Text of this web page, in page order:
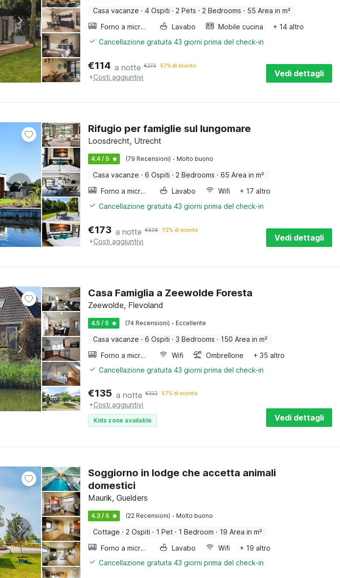
Casa vacanze · 4 Ospiti · 2 Pets · 2 Bedrooms · 55 Area in m²
Forno a microonde combinato
Lavabo Mobile cucina
+ 14 altro
Cancellazione gratuita 43 giorni prima del check-in
€114 a notte €273 57% di sconto
+Costi aggiuntivi Vedi dettagli
Rifugio per famiglie sul lungomare
Loosdrecht, Utrecht
4.4 / 5 (79 Recensioni) · Molto buono
Casa vacanze · 6 Ospiti · 2 Bedrooms · 65 Area in m²
Forno a microonde combinato
Lavabo Wifi
+ 17 altro
Cancellazione gratuita 43 giorni prima del check-in
€173 a notte €638 72% di sconto
+Costi aggiuntivi Vedi dettagli
Casa Famiglia a Zeewolde Foresta
Zeewolde, Flevoland
4.5 / 5 (74 Recensioni) · Eccellente
Casa vacanze · 6 Ospiti · 3 Bedrooms · 150 Area in m²
Forno a microonde combinato
Wifi Ombrellone
+ 35 altro
Cancellazione gratuita 43 giorni prima del check-in
€135 a notte €322 57% di sconto
+Costi aggiuntivi
Kids zone available Vedi dettagli
Soggiorno in lodge che accetta animali
domestici
Maurik, Guelders
4.3 / 5 (22 Recensioni) · Molto buono
Cottage · 2 Ospiti · 1 Pet · 1 Bedroom · 19 Area in m²
Forno a microonde combinato
Lavabo Wifi
+ 19 altro
Cancellazione gratuita 43 giorni prima del check-in